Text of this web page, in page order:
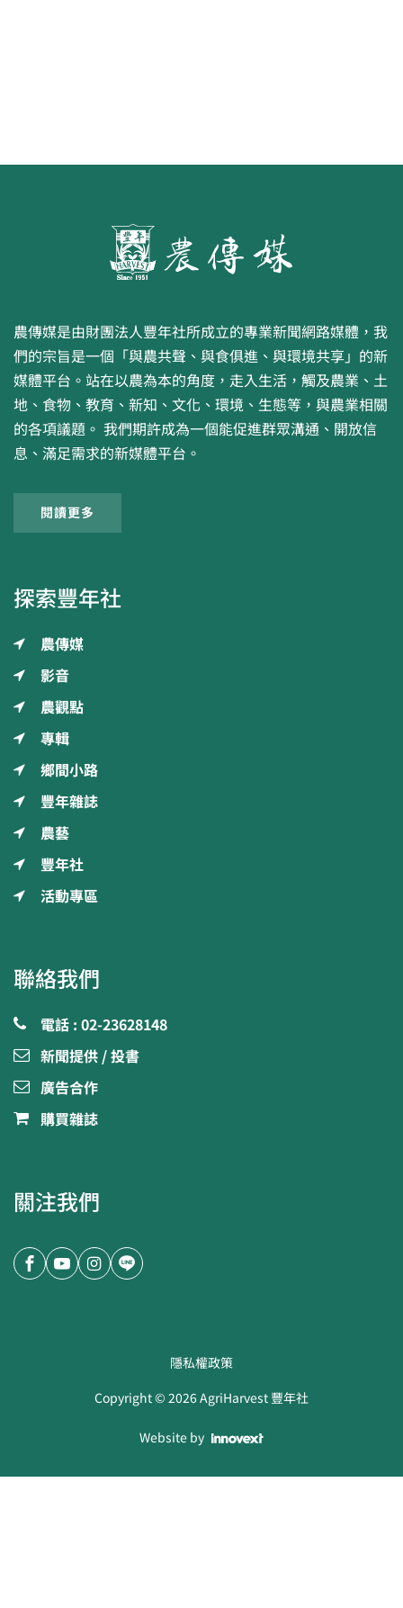
農傳媒是由財團法人豐年社所成立的專業新聞網路媒體，我
們的宗旨是一個「與農共聲、與食俱進、與環境共享」的新
媒體平台。站在以農為本的角度，走入生活，觸及農業、土
地、食物、教育、新知、文化、環境、生態等，與農業相關
的各項議題。 我們期許成為一個能促進群眾溝通、開放信
息、滿足需求的新媒體平台。
閱讀更多
探索豐年社
農傳媒
影音
農觀點
專輯
鄉間小路
豐年雜誌
農藝
豐年社
活動專區
聯絡我們
電話 : 02-23628148
新聞提供 / 投書
廣告合作
購買雜誌
關注我們
隱私權政策
Copyright ©2026AgriHarvest 豐年社
Website by